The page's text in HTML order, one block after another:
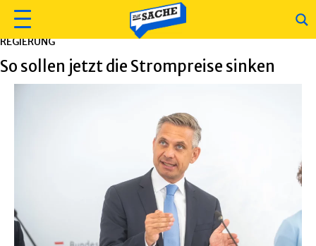
REGIERUNG
So sollen jetzt die Strompreise sinken